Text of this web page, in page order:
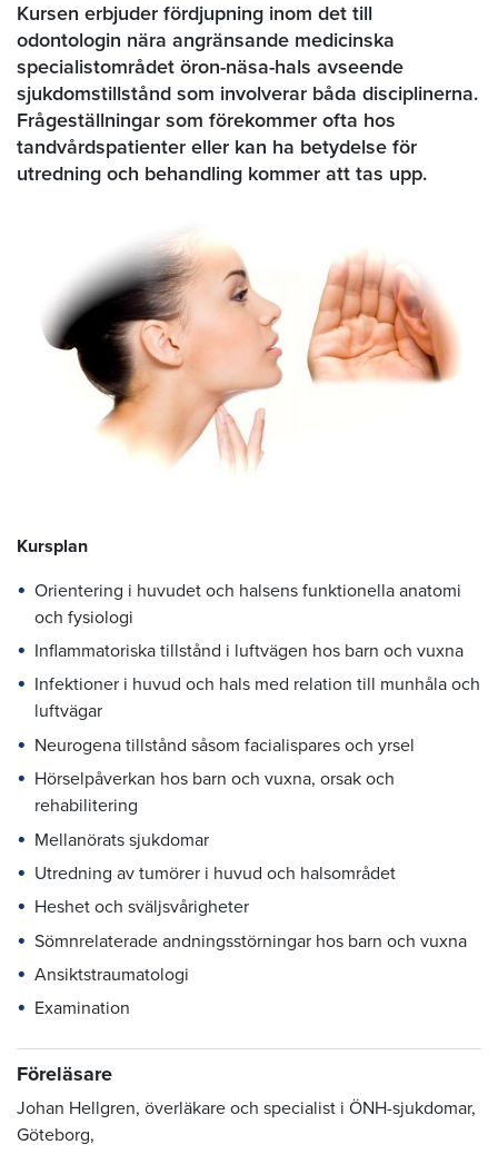
Kursen erbjuder fördjupning inom det till
odontologin nära angränsande medicinska
specialistområdet öron-näsa-hals avseende
sjukdomstillstånd som involverar båda disciplinerna.
Frågeställningar som förekommer ofta hos
tandvårdspatienter eller kan ha betydelse för
utredning och behandling kommer att tas upp.
Kursplan
Orientering i huvudet och halsens funktionella anatomi
och fysiologi
Inflammatoriska tillstånd i luftvägen hos barn och vuxna
Infektioner i huvud och hals med relation till munhåla och
luftvägar
Neurogena tillstånd såsom facialispares och yrsel
Hörselpåverkan hos barn och vuxna, orsak och
rehabilitering
Mellanörats sjukdomar
Utredning av tumörer i huvud och halsområdet
Heshet och sväljsvårigheter
Sömnrelaterade andningsstörningar hos barn och vuxna
Ansiktstraumatologi
Examination
Föreläsare
Johan Hellgren, överläkare och specialist i ÖNH-sjukdomar,
Göteborg,